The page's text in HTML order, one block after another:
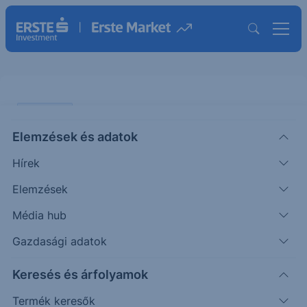
Elemzések és adatok
Hírek
Elemzések
Média hub
Gazdasági adatok
Keresés és árfolyamok
Termék keresők
deviza az euróval szemben. Az EURHUF devizapár
383-on zárt, ami mintegy fél százalékos